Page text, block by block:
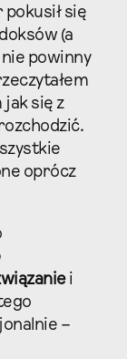
się
(a
powinny
jak się z
oprócz
i
–